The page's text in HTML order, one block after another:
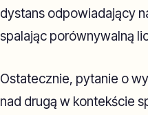
dystans odpowiadający
spalając porównywalną
Ostatecznie, pytanie o
nad drugą w kontekście